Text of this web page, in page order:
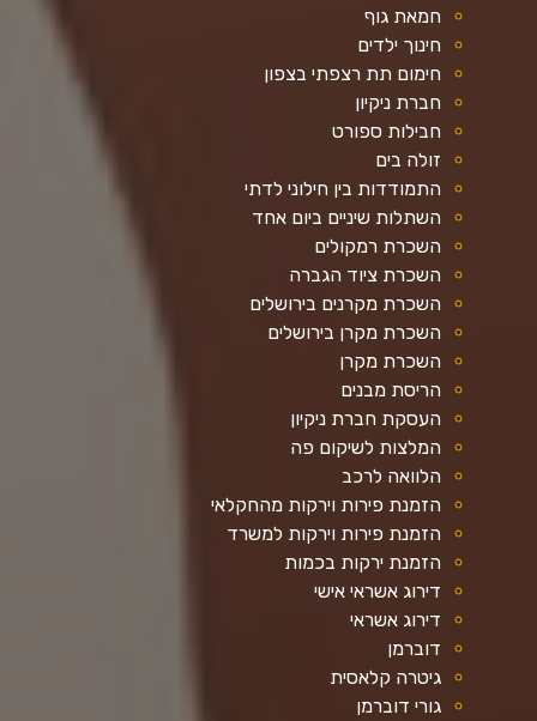
חמאת גוף
חינוך ילדים
חימום תת רצפתי בצפון
חברת ניקיון
חבילות ספורט
זולה בים
התמודדות בין חילוני לדתי
השתלות שיניים ביום אחד
השכרת רמקולים
השכרת ציוד הגברה
השכרת מקרנים בירושלים
השכרת מקרן בירושלים
השכרת מקרן
הריסת מבנים
העסקת חברת ניקיון
המלצות לשיקום פה
הלוואה לרכב
הזמנת פירות וירקות מהחקלאי
הזמנת פירות וירקות למשרד
הזמנת ירקות בכמות
דירוג אשראי אישי
דירוג אשראי
דוברמן
גיטרה קלאסית
גורי דוברמן